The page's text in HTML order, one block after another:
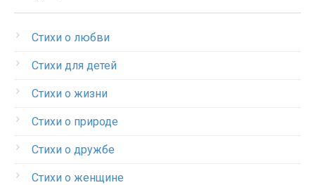
Стихи о любви
Стихи для детей
Стихи о жизни
Стихи о природе
Стихи о дружбе
Стихи о женщине